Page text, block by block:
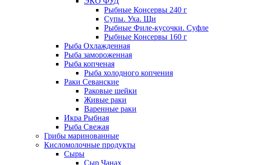
Рыбные Консервы 240 г
Супы. Уха. Щи
Рыбные Филе-кусочки. Суфле
Рыбные Консервы 160 г
Рыба Охлажденная
Рыба замороженная
Рыба копченая
Рыба холодного копчения
Раки Севанские
Раковые шейки
Живые раки
Варенные раки
Икра Рыбная
Рыба Свежая
Грибы маринованные
Кисломолочные продукты
Сыры
Сыр Чанах